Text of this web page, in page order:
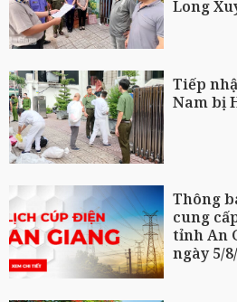
Long
Tiếp
Nam bị
Thông
cung
tỉnh An
ngày 5/